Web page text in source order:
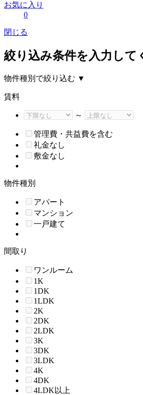
お気に入り
0
閉じる
絞り込み条件を入力して
物件種別で絞り込む ▼
賃料
～
管理費・共益費を含む
礼金なし
敷金なし
物件種別
アパート
マンション
一戸建て
間取り
ワンルーム
1K
1DK
1LDK
2K
2DK
2LDK
3K
3DK
3LDK
4K
4DK
4LDK以上